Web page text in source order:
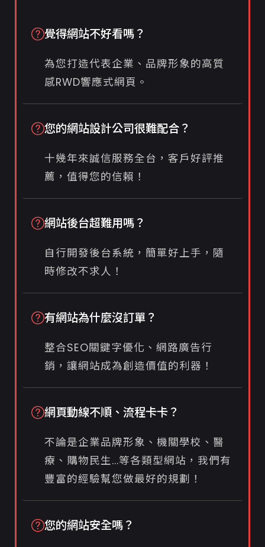
覺得網站不好看嗎？
為您打造代表企業、品牌形象的高質
感RWD響應式網頁。
您的網站設計公司很難配合？
十幾年來誠信服務全台，客戶好評推
薦，值得您的信賴！
網站後台超難用嗎？
自行開發後台系統，簡單好上手，隨
時修改不求人！
有網站為什麼沒訂單？
整合SEO關鍵字優化、網路廣告行
銷，讓網站成為創造價值的利器！
網頁動線不順、流程卡卡？
不論是企業品牌形象、機關學校、醫
療、購物民生...等各類型網站，我們有
豐富的經驗幫您做最好的規劃！
您的網站安全嗎？